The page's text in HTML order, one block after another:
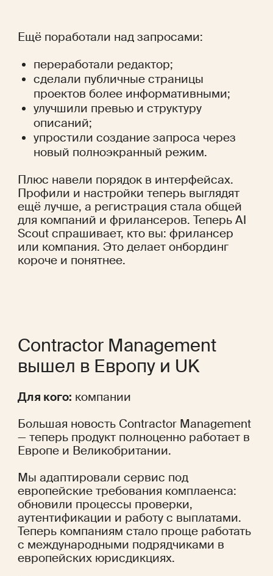
Ещё поработали над запросами:
переработали редактор;
сделали публичные страницы
проектов более информативными;
улучшили превью и структуру
описаний;
упростили создание запроса через
новый полноэкранный режим.
Плюс навели порядок в интерфейсах.
Профили и настройки теперь выглядят
ещё лучше, а регистрация стала общей
для компаний и фрилансеров. Теперь AI
Scout спрашивает, кто вы: фрилансер
или компания. Это делает онбординг
короче и понятнее.
Contractor Management
вышел в Европу и UK
Для кого: компании
Большая новость Contractor Management
— теперь продукт полноценно работает в
Европе и Великобритании.
Мы адаптировали сервис под
европейские требования комплаенса:
обновили процессы проверки,
аутентификации и работу с выплатами.
Теперь компаниям стало проще работать
с международными подрядчиками в
европейских юрисдикциях.